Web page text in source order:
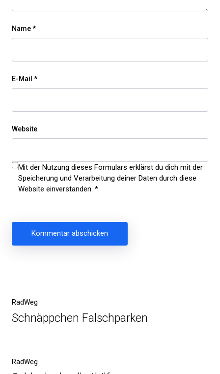
Name*
E-Mail *
Website
Mit der Nutzung dieses Formulars erklärst du dich mit der
Speicherung und Verarbeitung deiner Daten durch diese
Website einverstanden. *
Vorheriger
Beitrag
RadWeg
Schnäppchen Falschparken
Nächster
RadWeg